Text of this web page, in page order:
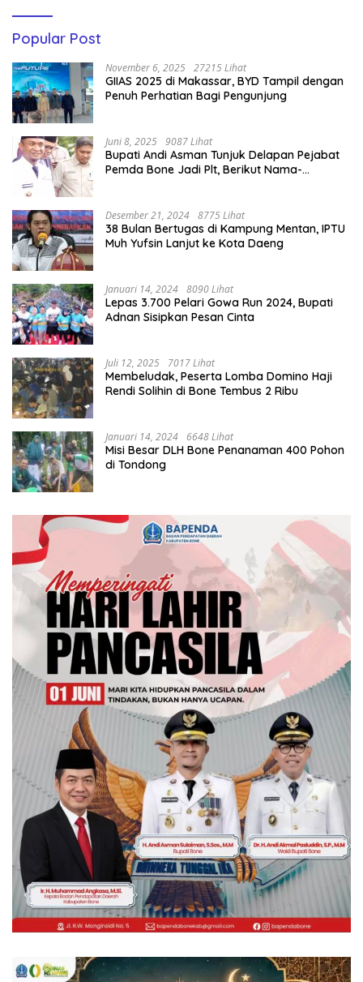
Popular Post
November 6, 2025 27215 Lihat
GIIAS 2025 di Makassar, BYD Tampil dengan
Penuh Perhatian Bagi Pengunjung
Juni 8, 2025 9087 Lihat
Bupati Andi Asman Tunjuk Delapan Pejabat
Pemda Bone Jadi Plt, Berikut Nama-
Desember 21, 2024 8775 Lihat
38 Bulan Bertugas di Kampung Mentan, IPTU
Muh Yufsin Lanjut ke Kota Daeng
Januari 14, 2024 8090 Lihat
Lepas 3.700 Pelari Gowa Run 2024, Bupati
Adnan Sisipkan Pesan Cinta
Juli 12, 2025 7017 Lihat
Membeludak, Peserta Lomba Domino Haji
Rendi Solihin di Bone Tembus 2 Ribu
Januari 14, 2024 6648 Lihat
Misi Besar DLH Bone Penanaman 400 Pohon
di Tondong